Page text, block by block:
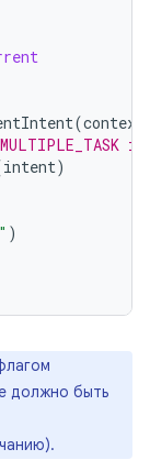
(context
intent)
)
должно быть